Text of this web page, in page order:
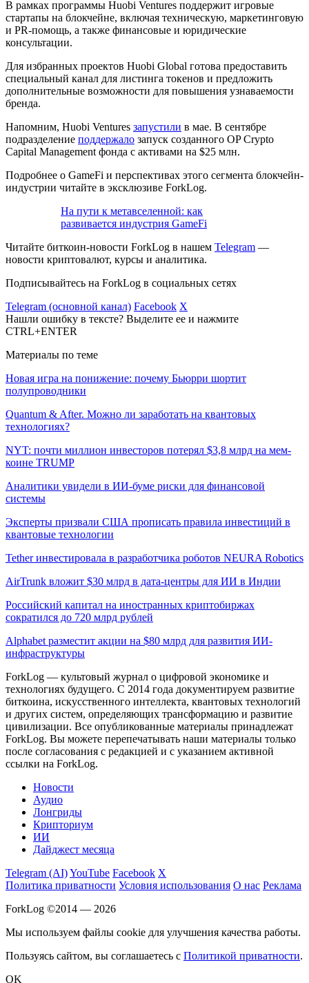
В рамках программы Huobi Ventures поддержит игровые
стартапы на блокчейне, включая техническую, маркетинговую
и PR-помощь, а также финансовые и юридические
консультации.
Для избранных проектов Huobi Global готова предоставить
специальный канал для листинга токенов и предложить
дополнительные возможности для повышения узнаваемости
бренда.
Напомним, Huobi Ventures запустили в мае. В сентябре
подразделение поддержало запуск созданного OP Crypto
Capital Management фонда с активами на $25 млн.
Подробнее о GameFi и перспективах этого сегмента блокчейн-
индустрии читайте в эксклюзиве ForkLog.
На пути к метавселенной: как
развивается индустрия GameFi
Читайте биткоин-новости ForkLog в нашем Telegram —
новости криптовалют, курсы и аналитика.
Подписывайтесь на ForkLog в социальных сетях
Telegram (основной канал) Facebook X
Нашли ошибку в тексте? Выделите ее и нажмите
CTRL+ENTER
Материалы по теме
Новая игра на понижение: почему Бьюрри шортит
полупроводники
Quantum & After. Можно ли заработать на квантовых
технологиях?
NYT: почти миллион инвесторов потерял $3,8 млрд на мем-
коине TRUMP
Аналитики увидели в ИИ-буме риски для финансовой
системы
Эксперты призвали США прописать правила инвестиций в
квантовые технологии
Tether инвестировала в разработчика роботов NEURA Robotics
AirTrunk вложит $30 млрд в дата-центры для ИИ в Индии
Российский капитал на иностранных криптобиржах
сократился до 720 млрд рублей
Alphabet разместит акции на $80 млрд для развития ИИ-
инфраструктуры
ForkLog — культовый журнал о цифровой экономике и
технологиях будущего. С 2014 года документируем развитие
биткоина, искусственного интеллекта, квантовых технологий
и других систем, определяющих трансформацию и развитие
цивилизации. Все опубликованные материалы принадлежат
ForkLog. Вы можете перепечатывать наши материалы только
после согласования с редакцией и с указанием активной
ссылки на ForkLog.
Новости
Аудио
Лонгриды
Крипториум
ИИ
Дайджест месяца
Telegram (AI)YouTube Facebook X
Политика приватности Условия использования О нас Реклама
ForkLog ©2014 — 2026
Мы используем файлы cookie для улучшения качества работы.
Пользуясь сайтом, вы соглашаетесь с Политикой приватности.
OK